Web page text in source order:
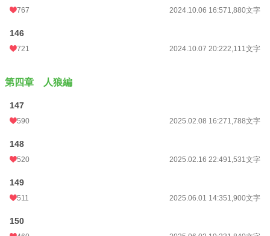
767 2024.10.06 16:571,880文字
146
721 2024.10.07 20:222,111文字
第四章 人狼編
147
590 2025.02.08 16:271,788文字
148
520 2025.02.16 22:491,531文字
149
511 2025.06.01 14:351,900文字
150